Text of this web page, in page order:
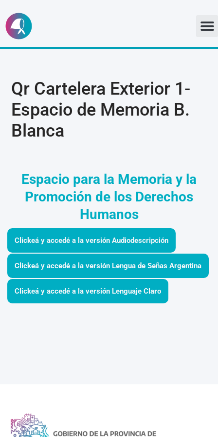
Ir
al
Qr Cartelera Exterior 1-
Espacio de Memoria B.
Blanca
Espacio para la Memoria y la
Promoción de los Derechos
Humanos
Clickeá y accedé a la versión Audiodescripción
Clickeá y accedé a la versión Lengua de Señas Argentina
Clickeá y accedé a la versión Lenguaje Claro